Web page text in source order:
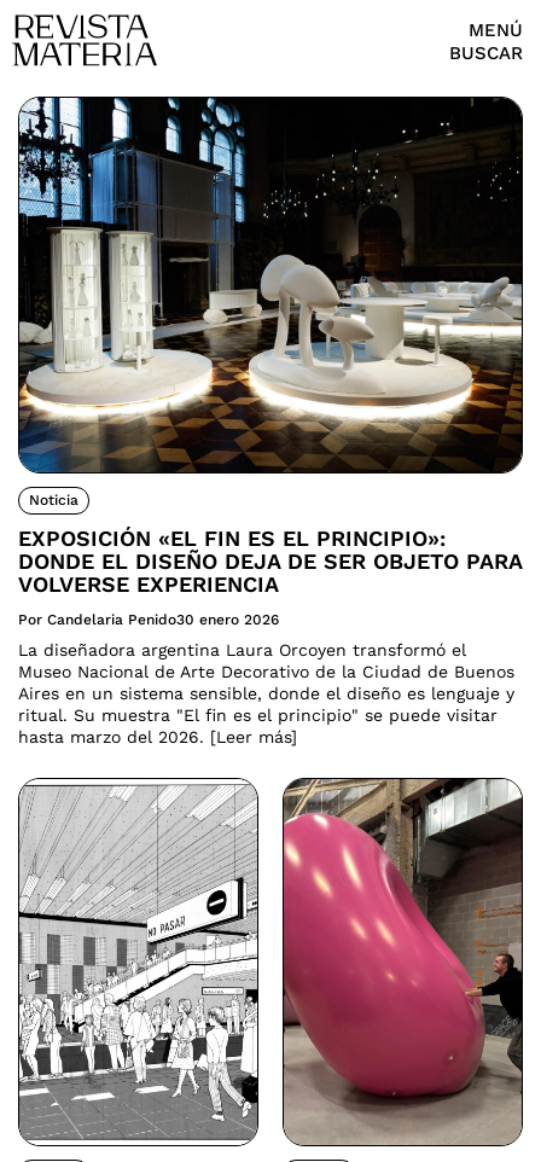
MENÚ
BUSCAR
Noticia
EXPOSICIÓN «EL FIN ES EL PRINCIPIO»:
DONDE EL DISEÑO DEJA DE SER OBJETO PARA
VOLVERSE EXPERIENCIA
Por Candelaria Penido30 enero 2026
La diseñadora argentina Laura Orcoyen transformó el
Museo Nacional de Arte Decorativo de la Ciudad de Buenos
Aires en un sistema sensible, donde el diseño es lenguaje y
ritual. Su muestra "El fin es el principio" se puede visitar
hasta marzo del 2026. [Leer más]